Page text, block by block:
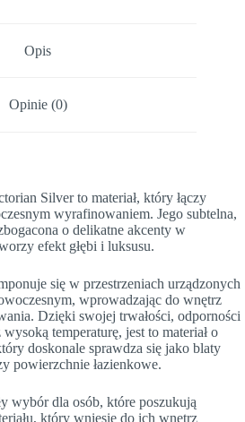
Opis
Opinie (0)
Silver to materiał, który łączy
wyrafinowaniem. Jego subtelna,
o delikatne akcenty w
efekt głębi i luksusu.
się w przestrzeniach urządzonych
wprowadzając do wnętrz
Dzięki swojej trwałości, odporności
temperaturę, jest to materiał o
doskonale sprawdza się jako blaty
powierzchnie łazienkowe.
wybór dla osób, które poszukują
który wniesie do ich wnętrz